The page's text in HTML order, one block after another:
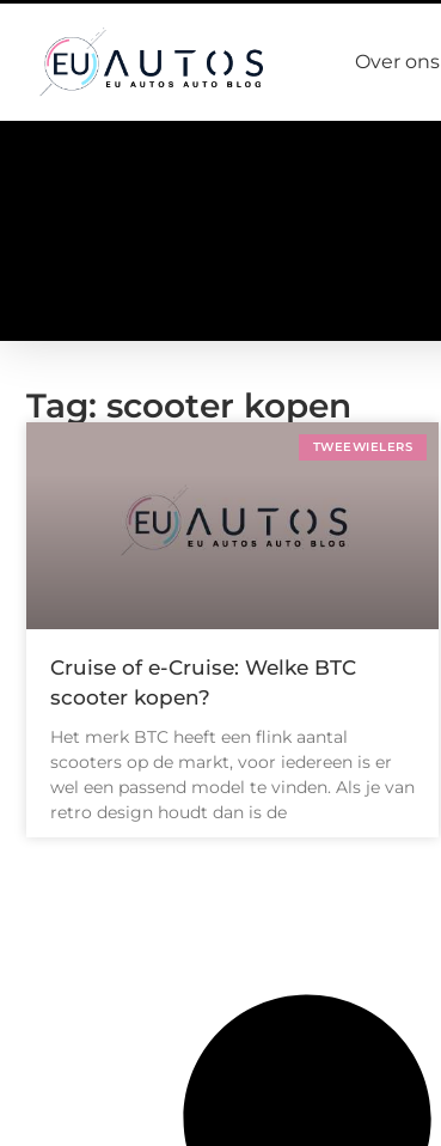
Over ons
Tag: scooter kopen
TWEEWIELERS
Cruise of e-Cruise: Welke BTC
scooter kopen?
Het merk BTC heeft een flink aantal
scooters op de markt, voor iedereen is er
wel een passend model te vinden. Als je van
retro design houdt dan is de